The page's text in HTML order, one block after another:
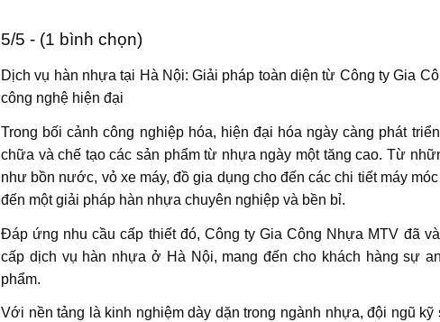
5/5 - (1 bình chọn)
Dịch vụ hàn nhựa tại Hà Nội: Giải pháp toàn diện từ Công ty Gia
công nghệ hiện đại
Trong bối cảnh công nghiệp hóa, hiện đại hóa ngày càng phát
chữa và chế tạo các sản phẩm từ nhựa ngày một tăng cao. Từ
như bồn nước, vỏ xe máy, đồ gia dụng cho đến các chi tiết máy
đến một giải pháp hàn nhựa chuyên nghiệp và bền bỉ.
Đáp ứng nhu cầu cấp thiết đó, Công ty Gia Công Nhựa MTV đã
cấp dịch vụ hàn nhựa ở Hà Nội, mang đến cho khách hàng sự
phẩm.
Với nền tảng là kinh nghiệm dày dặn trong ngành nhựa, đội ngũ